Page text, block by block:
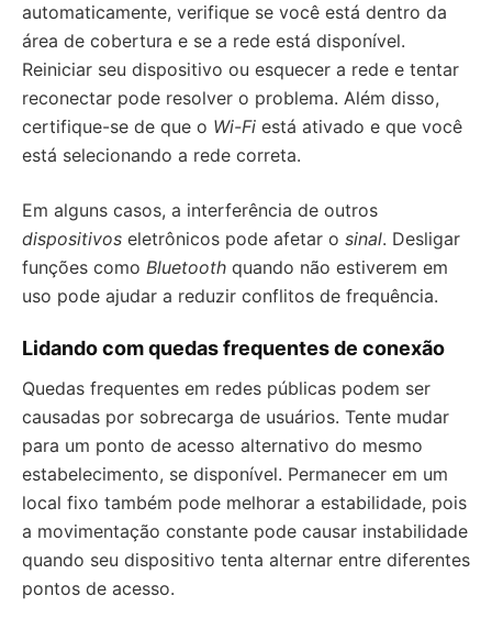
automaticamente, verifique se você está dentro da
área de cobertura e se a rede está disponível.
Reiniciar seu dispositivo ou esquecer a rede e tentar
reconectar pode resolver o problema. Além disso,
certifique-se de que o Wi-Fi está ativado e que você
está selecionando a rede correta.
Em alguns casos, a interferência de outros
dispositivos eletrônicos pode afetar o sinal. Desligar
funções como Bluetooth quando não estiverem em
uso pode ajudar a reduzir conflitos de frequência.
Lidando com quedas frequentes de conexão
Quedas frequentes em redes públicas podem ser
causadas por sobrecarga de usuários. Tente mudar
para um ponto de acesso alternativo do mesmo
estabelecimento, se disponível. Permanecer em um
local fixo também pode melhorar a estabilidade, pois
a movimentação constante pode causar instabilidade
quando seu dispositivo tenta alternar entre diferentes
pontos de acesso.